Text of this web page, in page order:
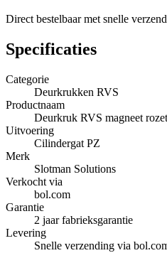
Direct bestelbaar met snelle
Specificaties
Categorie
Deurkrukken RVS
Productnaam
Deurkruk RVS magneet rozet
Uitvoering
Cilindergat PZ
Merk
Slotman Solutions
Verkocht via
bol.com
Garantie
2 jaar fabrieksgarantie
Levering
Snelle verzending via